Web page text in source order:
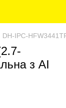
DH-IPC-
з AI